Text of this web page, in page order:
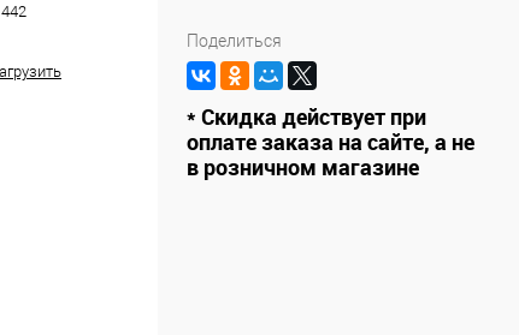
Поделиться
* Скидка действует при
оплате заказа на сайте, а не
в розничном магазине